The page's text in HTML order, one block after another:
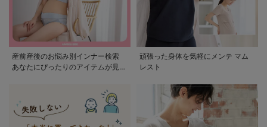
産前産後のお悩み別インナー検索
あなたにぴったりのアイテムが見つ
頑張った身体を気軽にメンテ マム
レスト